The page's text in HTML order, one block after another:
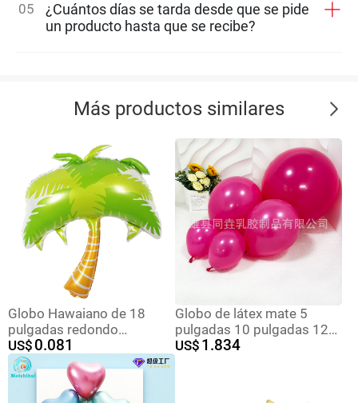
05
¿Cuántos días se tarda desde que se pide
un producto hasta que se recibe?
Más productos similares
Globo Hawaiano de 18
pulgadas redondo
Flamingo globo de película
de aluminio Flamingo copa
de vino decoración de
globos de hojas
US$ 0.081
Globo de látex mate 5
pulgadas 10 pulgadas 12
pulgadas 18 pulgadas
US$ 1.834